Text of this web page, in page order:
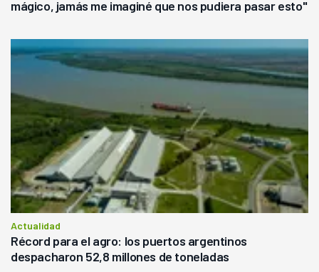
mágico, jamás me imaginé que nos pudiera pasar esto"
Actualidad
Récord para el agro: los puertos argentinos
despacharon 52,8 millones de toneladas